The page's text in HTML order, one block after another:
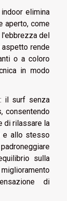
elimina
aperto, come
del
aspetto rende
o a coloro
in modo
il surf senza
consentendo
di rilassare la
e allo stesso
sulla
di